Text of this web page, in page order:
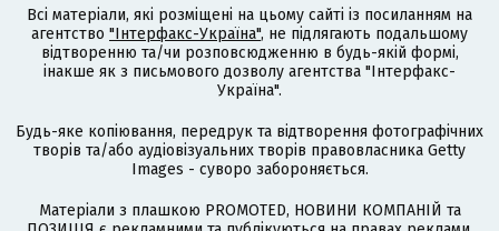
Всі матеріали, які розміщені на цьому сайті із посиланням на
агентство "Інтерфакс-Україна", не підлягають подальшому
відтворенню та/чи розповсюдженню в будь-якій формі,
інакше як з письмового дозволу агентства "Інтерфакс-
Україна".
Будь-яке копіювання, передрук та відтворення фотографічних
творів та/або аудіовізуальних творів правовласника Getty
Images - суворо забороняється.
Матеріали з плашкою PROMOTED, НОВИНИ КОМПАНІЙ та